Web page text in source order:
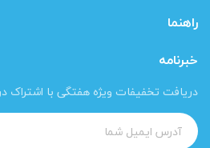
راهنما
خبرنامه
دریافت تخفیفات ویژه هفتگی با اشتراک